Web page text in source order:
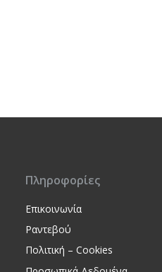
Πληροφορίες
Επικοινωνία
Ραντεβού
Πολιτική – Cookies